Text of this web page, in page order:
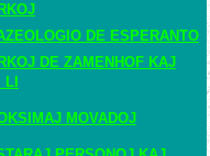
DE ESPERANTO
DE ZAMENHOF KAJ
LI
MOVADOJ